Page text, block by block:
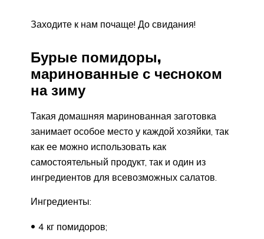
Заходите к нам почаще! До свидания!
Бурые помидоры,
маринованные с чесноком
на зиму
Такая домашняя маринованная заготовка
занимает особое место у каждой хозяйки, так
как ее можно использовать как
самостоятельный продукт, так и один из
ингредиентов для всевозможных салатов.
Ингредиенты:
4 кг помидоров;